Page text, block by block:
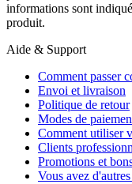
informations sont
produit.
Aide & Support
Comment passer
Envoi et livraison
Politique de retour
Modes de
Comment utiliser
Clients
Promotions et
Vous avez